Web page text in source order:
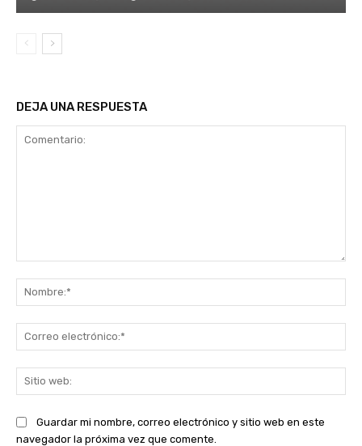
DEJA UNA RESPUESTA
Guardar mi nombre, correo electrónico y sitio web en este
navegador la próxima vez que comente.